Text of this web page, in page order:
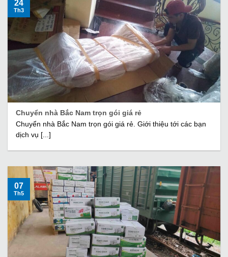
Chuyển nhà Bắc Nam trọn gói giá rẻ
Chuyển nhà Bắc Nam trọn gói giá rẻ. Giới thiệu tới các bạn
dịch vụ [...]
24
Th3
07
Th5